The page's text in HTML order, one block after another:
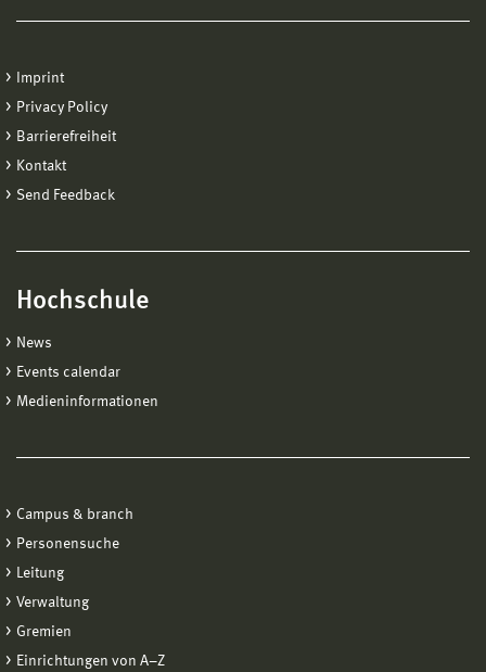
Imprint
Privacy Policy
Barrierefreiheit
Kontakt
Send Feedback
Hochschule
News
Events calendar
Medieninformationen
Campus & branch
Personensuche
Leitung
Verwaltung
Gremien
Einrichtungen von A−Z